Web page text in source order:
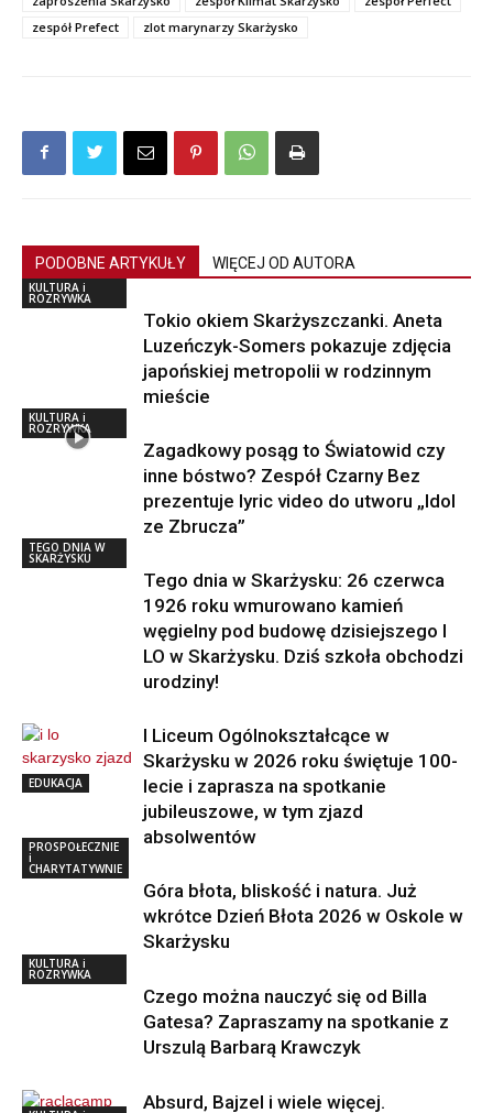
zespół Prefect
zlot marynarzy Skarżysko
PODOBNE ARTYKUŁY WIĘCEJ OD AUTORA
KULTURA i
ROZRYWKA
Tokio okiem Skarżyszczanki. Aneta
Luzeńczyk-Somers pokazuje zdjęcia
japońskiej metropolii w rodzinnym
mieście
KULTURA i
ROZRYWKA
Zagadkowy posąg to Światowid czy
inne bóstwo? Zespół Czarny Bez
prezentuje lyric video do utworu „Idol
ze Zbrucza”
TEGO DNIA W
SKARŻYSKU
Tego dnia w Skarżysku: 26 czerwca
1926 roku wmurowano kamień
węgielny pod budowę dzisiejszego I
LO w Skarżysku. Dziś szkoła obchodzi
urodziny!
EDUKACJA
I Liceum Ogólnokształcące w
Skarżysku w 2026 roku świętuje 100-
lecie i zaprasza na spotkanie
jubileuszowe, w tym zjazd
absolwentów
PROSPOŁECZNIE
i
CHARYTATYWNIE
Góra błota, bliskość i natura. Już
wkrótce Dzień Błota 2026 w Oskole w
Skarżysku
KULTURA i
ROZRYWKA
Czego można nauczyć się od Billa
Gatesa? Zapraszamy na spotkanie z
Urszulą Barbarą Krawczyk
Absurd, Bajzel i wiele więcej.